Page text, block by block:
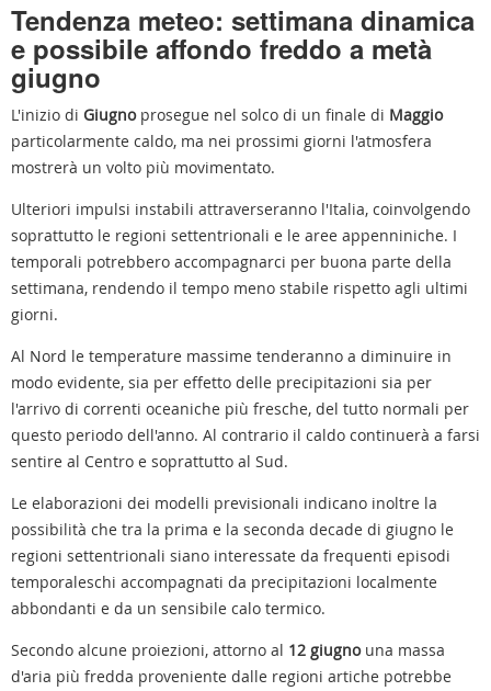
Tendenza meteo: settimana dinamica
e possibile affondo freddo a metà
giugno
L'inizio di Giugnoprosegue nel solco di un finale di Maggio
particolarmente caldo, ma nei prossimi giorni l'atmosfera
mostrerà un volto più movimentato.
Ulteriori impulsi instabili attraverseranno l'Italia, coinvolgendo
soprattutto le regioni settentrionali e le aree appenniniche. I
temporali potrebbero accompagnarci per buona parte della
settimana, rendendo il tempo meno stabile rispetto agli ultimi
giorni.
Al Nord le temperature massime tenderanno a diminuire in
modo evidente, sia per effetto delle precipitazioni sia per
l'arrivo di correnti oceaniche più fresche, del tutto normali per
questo periodo dell'anno. Al contrario il caldo continuerà a farsi
sentire al Centro e soprattutto al Sud.
Le elaborazioni dei modelli previsionali indicano inoltre la
possibilità che tra la prima e la seconda decade di giugno le
regioni settentrionali siano interessate da frequenti episodi
temporaleschi accompagnati da precipitazioni localmente
abbondanti e da un sensibile calo termico.
Secondo alcune proiezioni, attorno al 12 giugnouna massa
d'aria più fredda proveniente dalle regioni artiche potrebbe